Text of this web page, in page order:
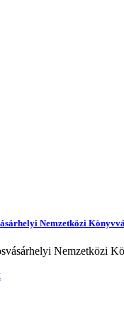
Nemzetközi
Nemzetközi